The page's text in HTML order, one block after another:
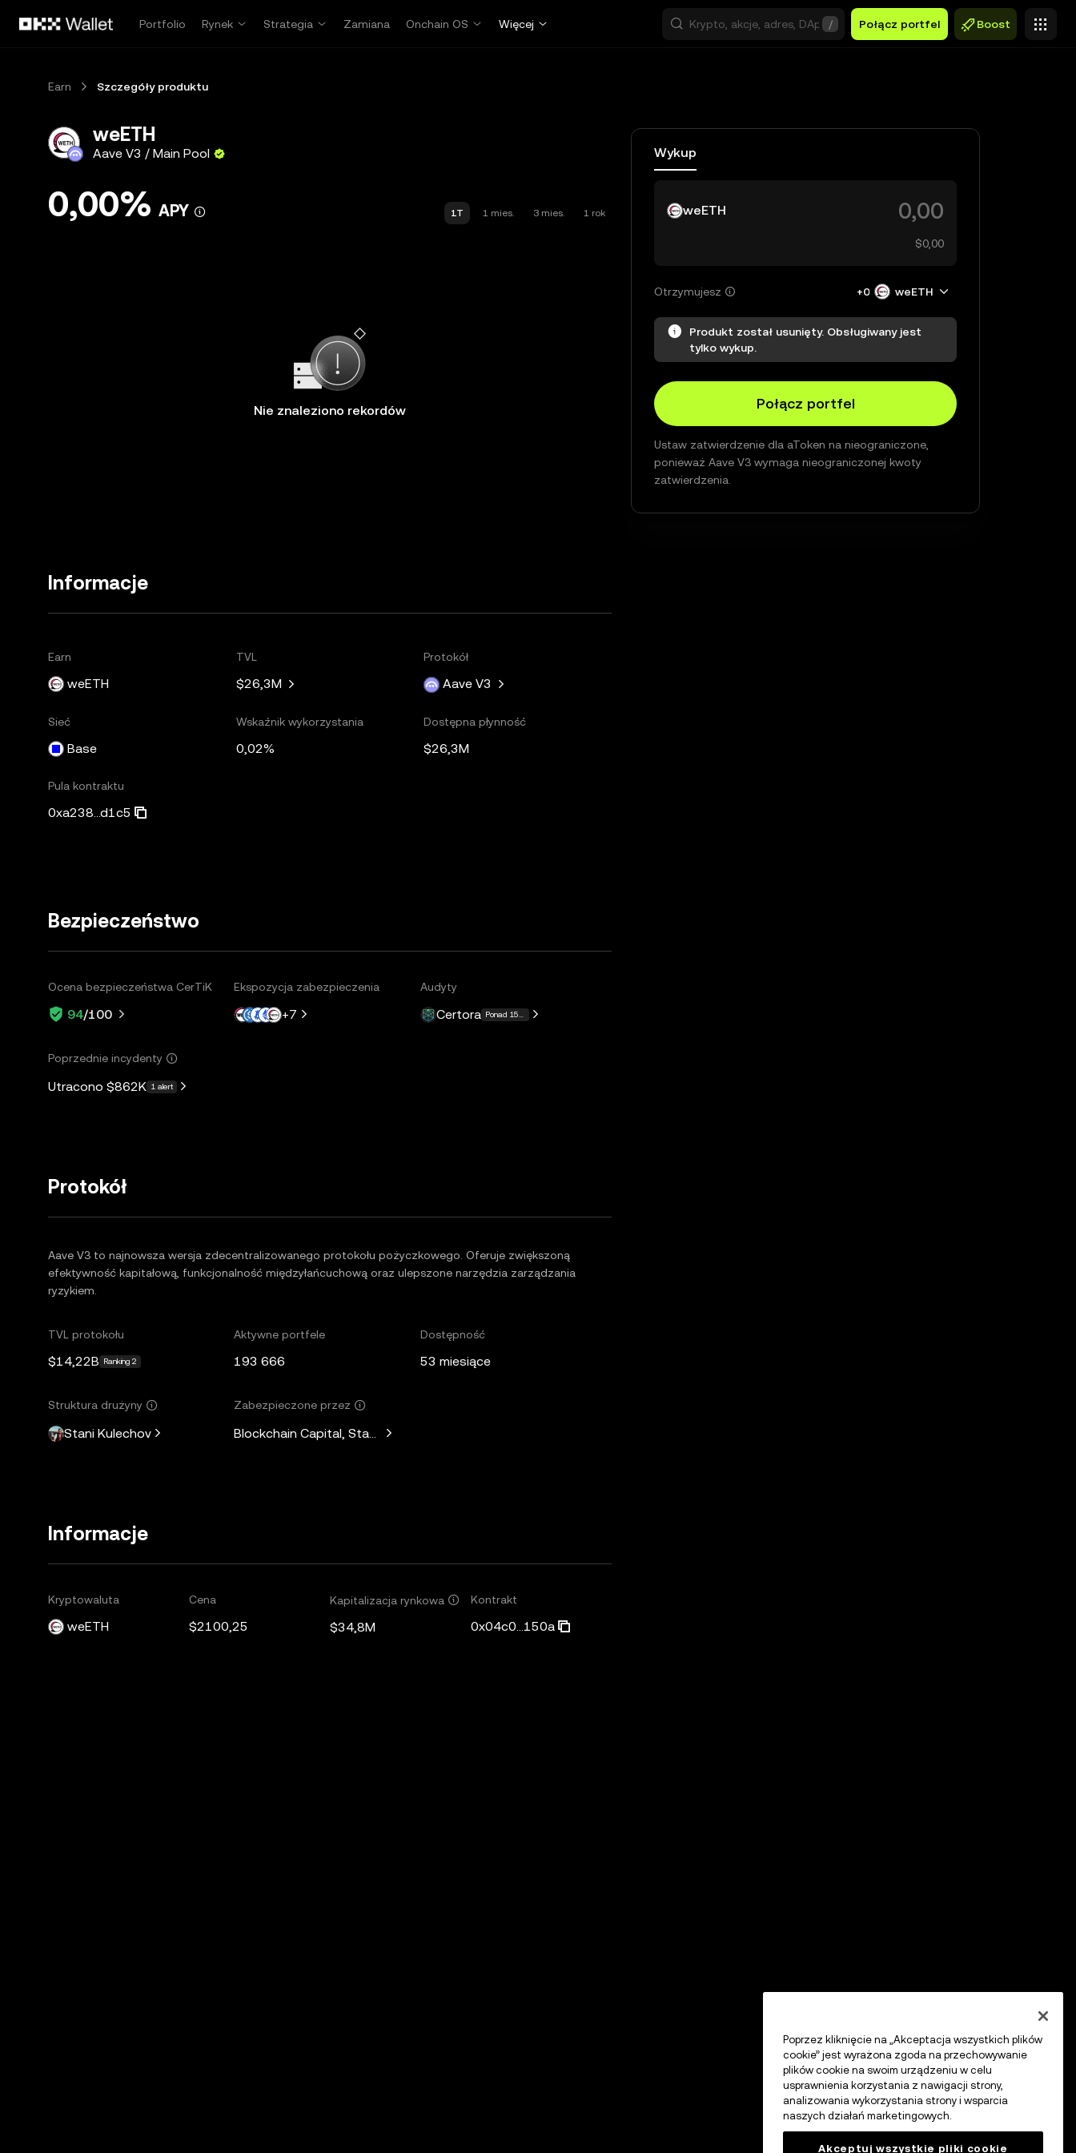
Portfolio
Rynek Strategia Zamiana Onchain OS Więcej / Połącz portfel Boost
Earn Szczegóły produktu
weETH
Aave V3 / Main Pool
0,00% APY 1T 1 mies. 3 mies. 1 rok
Nie znaleziono rekordów
Informacje
Earn
weETH
TVL
$26,3M
Protokół
Aave V3
Sieć
Base
Wskaźnik wykorzystania
0,02%
Dostępna płynność
$26,3M
Pula kontraktu
0xa238...d1c5
Bezpieczeństwo
Ocena bezpieczeństwa CerTiK
94/100
Ekspozycja zabezpieczenia
+7
Audyty
Certora Ponad 15 więcej
Poprzednie incydenty
Utracono $862K 1 alert
Protokół
Aave V3 to najnowsza wersja zdecentralizowanego protokołu pożyczkowego. Oferuje zwiększoną
efektywność kapitałową, funkcjonalność międzyłańcuchową oraz ulepszone narzędzia zarządzania
ryzykiem.
TVL protokołu
$14,22B Ranking 2
Aktywne portfele
193 666
Dostępność
53 miesiące
Struktura drużyny
Stani Kulechov
Zabezpieczone przez
Blockchain Capital, Standard Crypto, Blockchain.com
Informacje
Kryptowaluta
weETH
Cena
$2100,25
Kapitalizacja rynkowa
$34,8M
Kontrakt
0x04c0...150a
Wykup
weETH
$0,00
Otrzymujesz +0 weETH
Produkt został usunięty. Obsługiwany jest
tylko wykup.
Połącz portfel
Ustaw zatwierdzenie dla aToken na nieograniczone,
ponieważ Aave V3 wymaga nieograniczonej kwoty
zatwierdzenia.
Poprzez kliknięcie na „Akceptacja wszystkich plików
cookie” jest wyrażona zgoda na przechowywanie
plików cookie na swoim urządzeniu w celu
usprawnienia korzystania z nawigacji strony,
analizowania wykorzystania strony i wsparcia
naszych działań marketingowych.
Akceptuj wszystkie pliki cookie